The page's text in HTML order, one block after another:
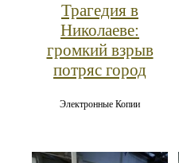
Трагедия в
Николаеве:
громкий взрыв
потряс город
Электронные Копии